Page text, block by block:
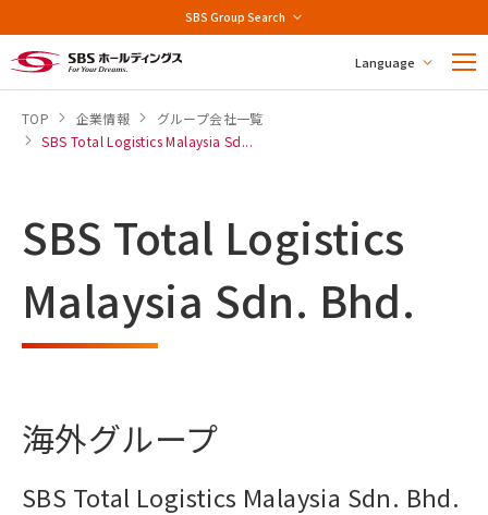
Language
SBS Group Search
TOP 企業情報
グループ会社一覧
SBS Total Logistics Malaysia Sd...
SBS Total Logistics
Malaysia Sdn. Bhd.
海外グループ
SBS Total Logistics Malaysia Sdn. Bhd.